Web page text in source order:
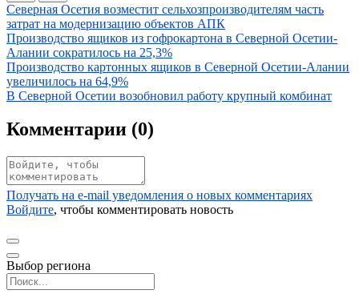
Иллюстрация новости
Северная Осетия возместит сельхозпроизводителям часть
затрат на модернизацию объектов АПК
Иллюстрация новости
Производство ящиков из гофрокартона в Северной Осетии-
Алании сократилось на 25,3%
Иллюстрация новости
Производство картонных ящиков в Северной Осетии-Алании
увеличилось на 64,9%
Иллюстрация новости
В Северной Осетии возобновил работу крупный комбинат
Комментарии (0)
Получать на e‑mail уведомления о новых комментариях
Войдите, чтобы комментировать новость
Выбор региона